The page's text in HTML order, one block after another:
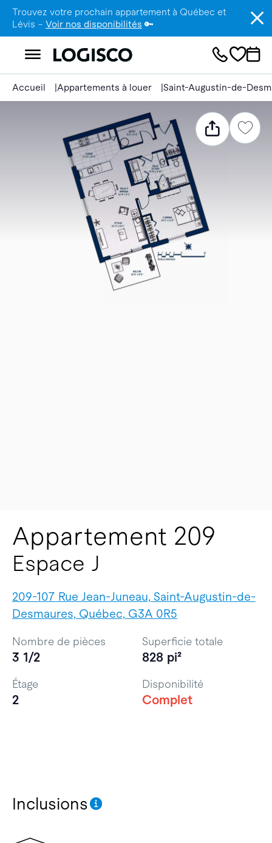
Trouvez votre prochain appartement à Québec et
Lévis – Voir nos disponibilités 🔑
Accueil Appartements à louer Saint-Augustin-de-
Appartement 209
Espace J
209-107 Rue Jean-Juneau, Saint-Augustin-de-
Desmaures, Québec, G3A 0R5
Inclusions
Nombre de pièces
3 1/2
Superficie totale
828 pi²
Étage
2
Disponibilité
Complet